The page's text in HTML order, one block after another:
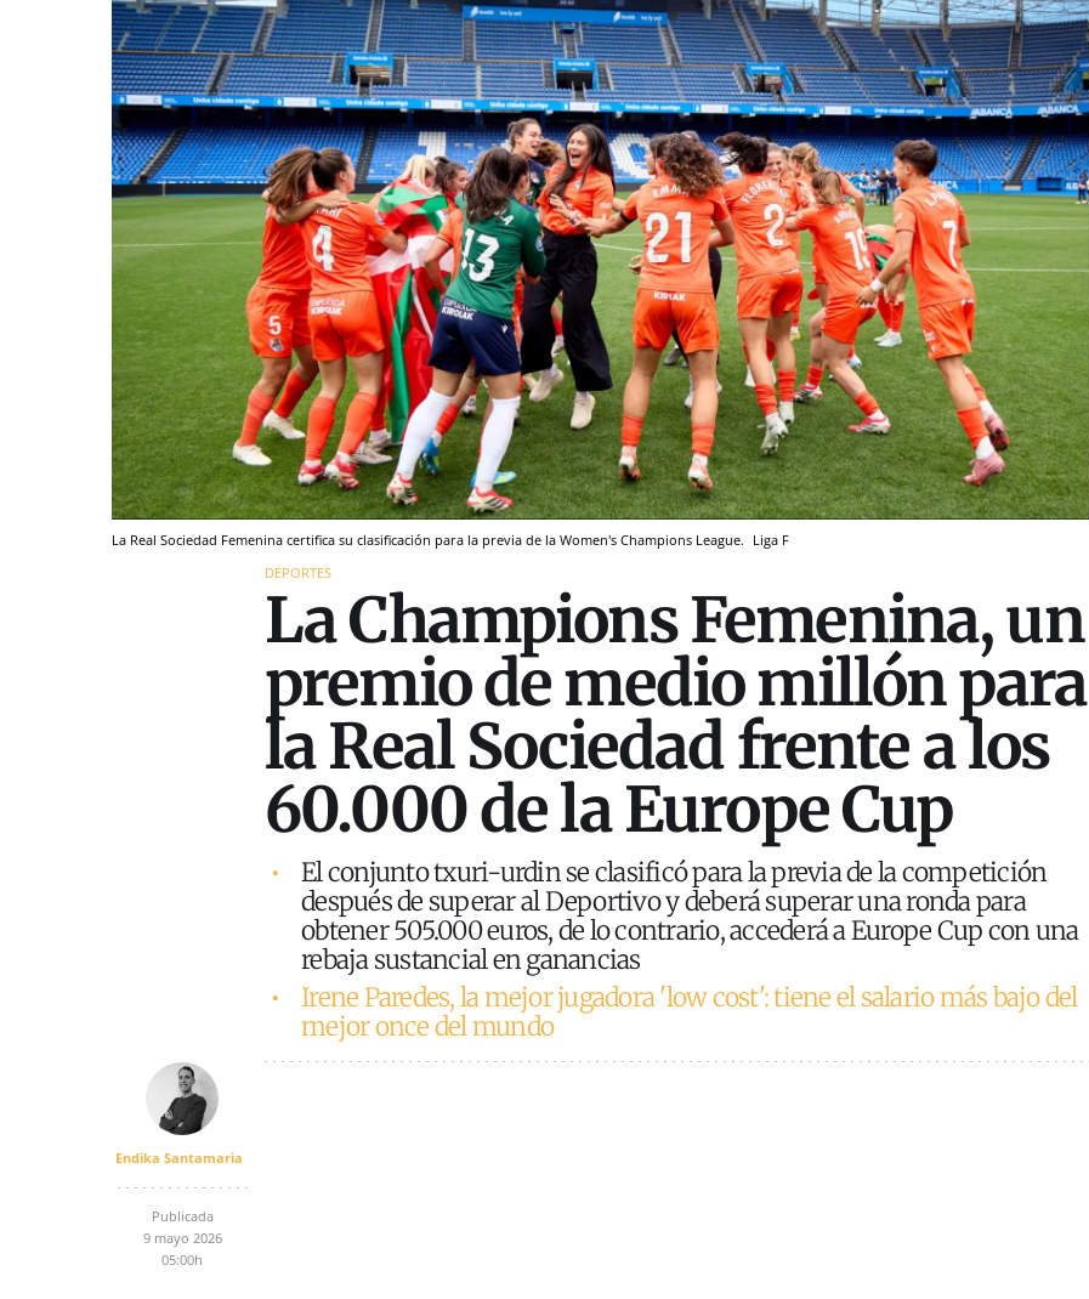
La Real Sociedad Femenina certifica su clasificación para la previa de la Women's Champions League. Liga F
DEPORTES
La Champions Femenina, un
premio de medio millón para
la Real Sociedad frente a los
60.000 de la Europe Cup
El conjunto txuri-urdin se clasificó para la previa de la competición
después de superar al Deportivo y deberá superar una ronda para
obtener 505.000 euros, de lo contrario, accederá a Europe Cup con una
rebaja sustancial en ganancias
Irene Paredes, la mejor jugadora 'low cost': tiene el salario más bajo del
mejor once del mundo
Endika Santamaria
Publicada
9 mayo 2026
05:00h